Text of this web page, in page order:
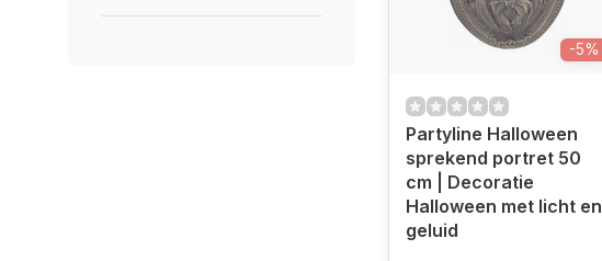
-5%
Partyline Halloween
sprekend portret 50
cm | Decoratie
Halloween met licht en
geluid